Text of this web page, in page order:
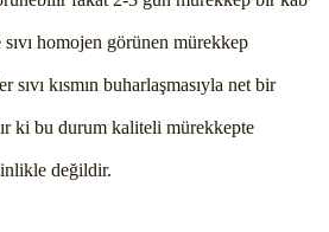
homojen görünen mürekkep
kısmın buharlaşmasıyla net bir
ki bu durum kaliteli mürekkepte
değildir.